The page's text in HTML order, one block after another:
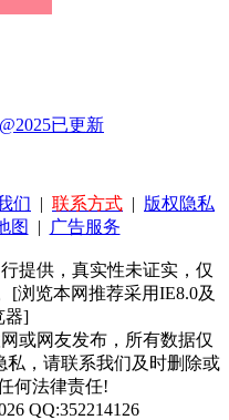
已更新
们 | 联系方式 | 版权隐私
图 | 广告服务
提供，真实性未证实，仅
[浏览本网推荐采用IE8.0及
器]
或网友发布，所有数据仅
，请联系我们及时删除或
何法律责任!
QQ:352214126